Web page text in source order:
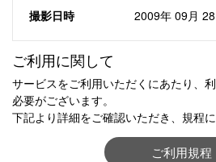
撮影日時
2009年 09月
ご利用に関して
サービスをご利用いただくにあたり、
必要がございます。
下記より詳細をご確認いただき、規程
ご利用規程